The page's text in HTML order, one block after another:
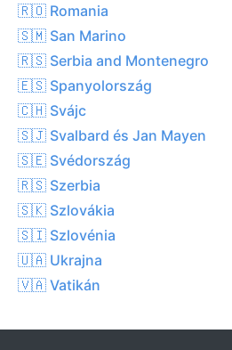
🇷🇴 Romania
🇸🇲 San Marino
🇷🇸 Serbia and Montenegro
🇪🇸 Spanyolország
🇨🇭 Svájc
🇸🇯 Svalbard és Jan Mayen
🇸🇪 Svédország
🇷🇸 Szerbia
🇸🇰 Szlovákia
🇸🇮 Szlovénia
🇺🇦 Ukrajna
🇻🇦 Vatikán